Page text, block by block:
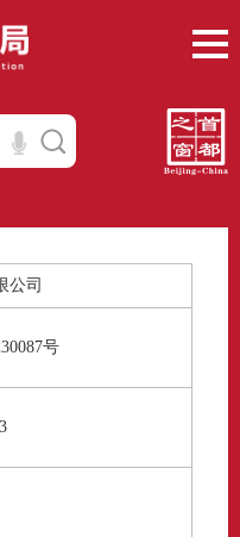
公司
号